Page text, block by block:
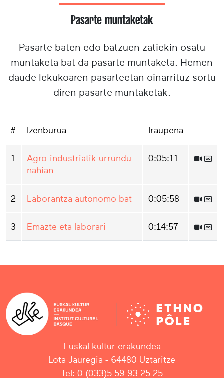
Pasarte muntaketak
Pasarte baten edo batzuen zatiekin osatu
muntaketa bat da pasarte muntaketa. Hemen
daude lekukoaren pasarteetan oinarrituz sortu
diren pasarte muntaketak.
# Izenburua Iraupena
1
Agro-industriatik urrundu
nahian
0:05:11
2 Laborantza autonomo bat 0:05:58
3 Emazte eta laborari 0:14:57
Euskal kultur erakundea
Lota Jauregia - 64480 Uztaritze
Tel: 0 (033)5 59 93 25 25